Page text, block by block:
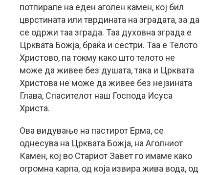
потпирале на еден аголен камен, кој бил
цврстината или тврдината на зградата, за да
се одржи таа зграда. Таа духовна зграда е
Црквата Божја, браќа и сестри. Таа е Телото
Христово, па токму како што телото не
може да живее без душата, така и Црквата
Христова не може да живее без нејзината
Глава, Спасителот наш Господа Исуса
Христа.
Ова видување на пастирот Ерма, се
однесува на Црквата Божја, на Аголниот
Камен, кој во Стариот Завет го имаме како
огромна карпа, од која извира жива вода, од